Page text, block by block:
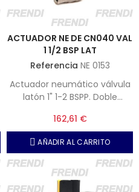
ACTUADOR NE DE CN040 VAL
1 1/2 BSP LAT
Referencia NE 0153
Actuador neumático válvula
latón 1" 1-2 BSPP. Doble
bar.
162,61 €
AÑADIR AL CARRITO